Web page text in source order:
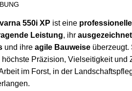
550i XP ist eine
Leistung, ihr
und ihre agile Bauweise überzeugt.
höchste Präzision, Vielseitigkeit und
im Forst, in der